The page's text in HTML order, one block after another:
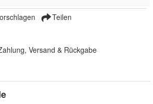
Teilen
Versand & Rückgabe